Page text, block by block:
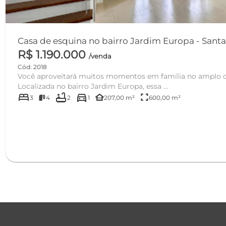
Casa de esquina
R$ 1.190.000 /venda
Cód: 2018
Você aproveitará muitos momentos em família no amplo
Localizada no bairro Jardim Europa, essa ...
bed3 4 bathtub2 directions_car 1 other_houses207,00 m² fullscreen600,00 m²